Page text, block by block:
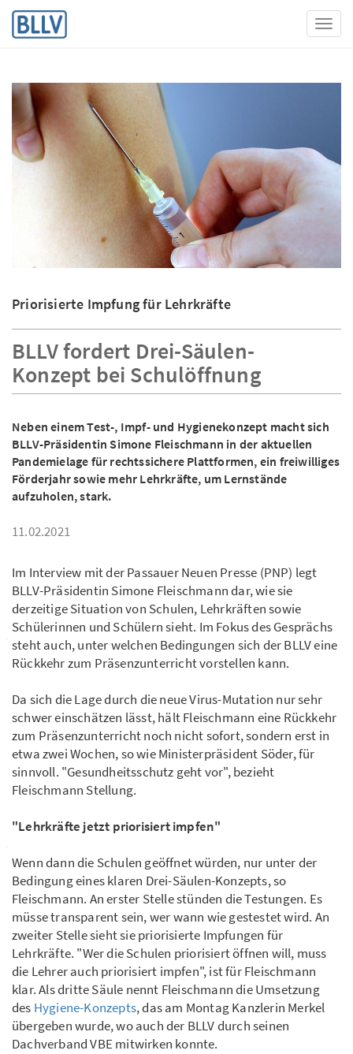
Priorisierte Impfung für Lehrkräfte
BLLV fordert Drei-Säulen-
Konzept bei Schulöffnung
Neben einem Test-, Impf- und Hygienekonzept macht sich
BLLV-Präsidentin Simone Fleischmann in der aktuellen
Pandemielage für rechtssichere Plattformen, ein freiwilliges
Förderjahr sowie mehr Lehrkräfte, um Lernstände
aufzuholen, stark.
11.02.2021
Im Interview mit der Passauer Neuen Presse (PNP) legt
BLLV-Präsidentin Simone Fleischmann dar, wie sie
derzeitige Situation von Schulen, Lehrkräften sowie
Schülerinnen und Schülern sieht. Im Fokus des Gesprächs
steht auch, unter welchen Bedingungen sich der BLLV eine
Rückkehr zum Präsenzunterricht vorstellen kann.
Da sich die Lage durch die neue Virus-Mutation nur sehr
schwer einschätzen lässt, hält Fleischmann eine Rückkehr
zum Präsenzunterricht noch nicht sofort, sondern erst in
etwa zwei Wochen, so wie Ministerpräsident Söder, für
sinnvoll. "Gesundheitsschutz geht vor", bezieht
Fleischmann Stellung.
"Lehrkräfte jetzt priorisiert impfen"
Wenn dann die Schulen geöffnet würden, nur unter der
Bedingung eines klaren Drei-Säulen-Konzepts, so
Fleischmann. An erster Stelle stünden die Testungen. Es
müsse transparent sein, wer wann wie gestestet wird. An
zweiter Stelle sieht sie priorisierte Impfungen für
Lehrkräfte. "Wer die Schulen priorisiert öffnen will, muss
die Lehrer auch priorisiert impfen", ist für Fleischmann
klar. Als dritte Säule nennt Fleischmann die Umsetzung
des Hygiene-Konzepts, das am Montag Kanzlerin Merkel
übergeben wurde, wo auch der BLLV durch seinen
Dachverband VBE mitwirken konnte.